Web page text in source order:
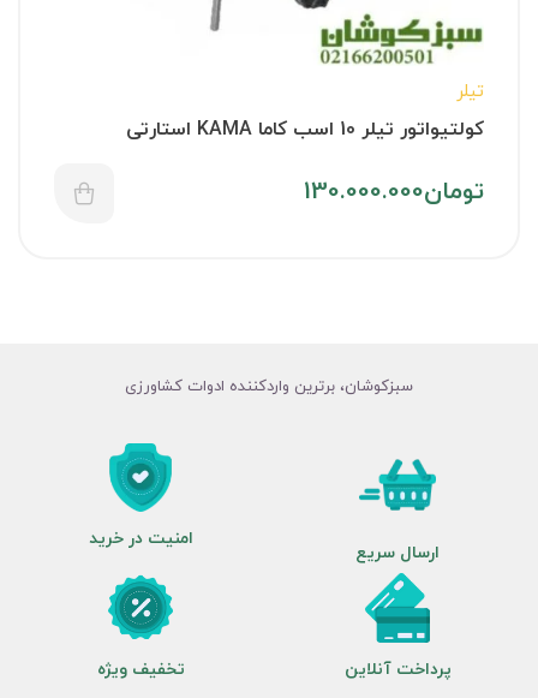
تیلر
کولتیواتور تیلر 10 اسب کاما KAMA استارتی
تومان130.000.000
سبزکوشان، برترین واردکننده ادوات کشاورزی
ارسال سریع
امنیت در خرید
پرداخت آنلاین تخفیف ویژه